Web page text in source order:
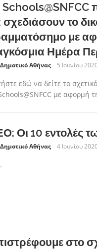
Schools@SNFCC
σχεδιάσουν το
με
Ημέρα
Αθήνας 5 Ιουνίου
εδώ να δείτε το
με αφορμή
Οι 10 εντολές
Αθήνας 4 Ιουνίου
στο